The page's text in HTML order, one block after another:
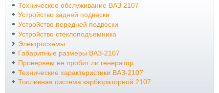
Техническое обслуживание ВАЗ 2107
Устройство задней подвески
Устройство передней подвески
Устройство стеклоподъемника
Электросхемы
Габаритные размеры ВАЗ-2107
Проверяем не пробит ли генератор
Технические характеристики ВАЗ-2107
Топливная система карбюраторной 2107